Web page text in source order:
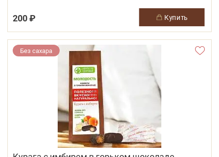
200 ₽ купить
Без сахара